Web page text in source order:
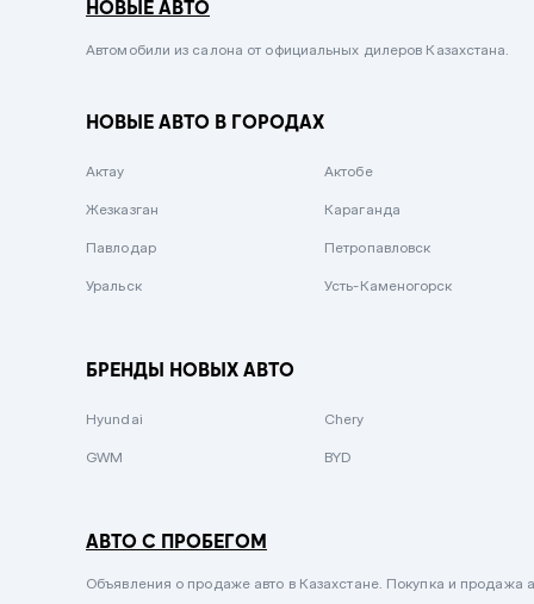
Черный металлик
Стальной
Серебристый металлик
Бело-Дымчатый
Светло-зелёный металлик
Зеленый металлик
НОВЫЕ АВТО
Автомобили из салона от официальных дилеров Казахстана.
НОВЫЕ АВТО В ГОРОДАХ
Актау Актобе
Жезказган Караганда
Павлодар Петропавловск
Уральск Усть-Каменогорск
БРЕНДЫ НОВЫХ АВТО
Hyundai Chery
GWM BYD
АВТО С ПРОБЕГОМ
Объявления о продаже авто в Казахстане. Покупка и продажа